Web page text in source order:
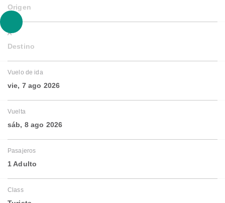
Origen
A
Destino
Vuelo de ida
vie, 7 ago 2026
Vuelta
sáb, 8 ago 2026
Pasajeros
1 Adulto
Class